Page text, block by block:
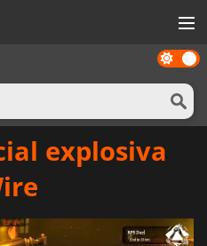
Dark
mode
explosiva